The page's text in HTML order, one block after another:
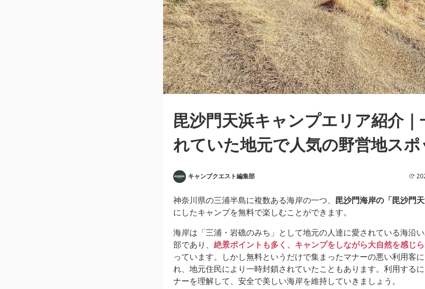
毘沙門天浜キャンプエリア紹介｜
れていた地元で人気の野営地ス
キャンプクエスト編集部
神奈川県の三浦半島に複数ある海岸の一つ、 毘沙門海岸の「毘沙門天
にしたキャンプを無料で楽しむことができます。
海岸は「三浦・岩礁のみち」として地元の人達に愛されている海沿
部であり、 絶景ポイントも多く、キャンプをしながら大自然を感じ
っています。しかし無料というだけで集まったマナーの悪い利用客
れ、地元住民により一時封鎖されていたこともあります。利用する
ナーを理解して、安全で美しい海岸を維持していきましょう。